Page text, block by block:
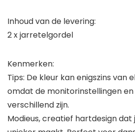
Inhoud van de levering:
2 x jarretelgordel
Kenmerken:
Tips: De kleur kan enigszins van
omdat de monitorinstellingen
verschillend zijn.
Modieus, creatief hartdesign